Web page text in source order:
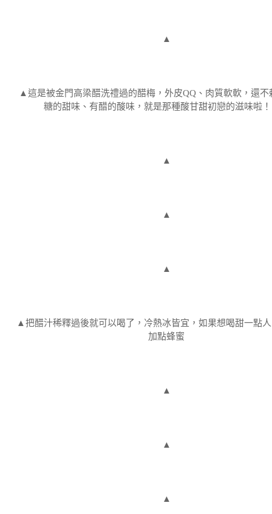
▲
▲這是被金門高梁醋洗禮過的醋梅，外皮QQ、肉質軟軟，還不
糖的甜味、有醋的酸味，就是那種酸甘甜初戀的滋味啦
▲
▲
▲
▲把醋汁稀釋過後就可以喝了，冷熱冰皆宜，如果想喝甜一點
加點蜂蜜
▲
▲
▲